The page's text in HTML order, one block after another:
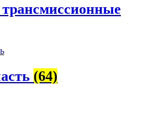
(64)